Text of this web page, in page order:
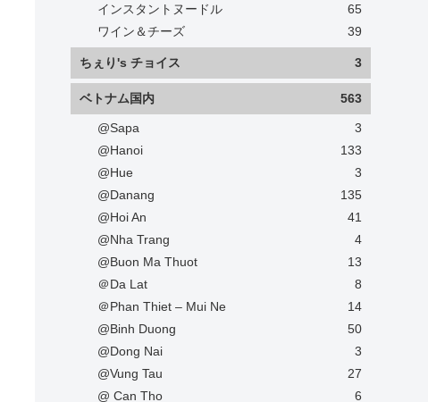
インスタントヌードル
65
ワイン＆チーズ
39
ちぇり's チョイス 3
ベトナム国内 563
@Sapa
3
@Hanoi
133
@Hue
3
@Danang
135
@Hoi An
41
@Nha Trang
4
@Buon Ma Thuot
13
＠Da Lat
8
＠Phan Thiet – Mui Ne
14
@Binh Duong
50
@Dong Nai
3
@Vung Tau
27
@ Can Tho
6